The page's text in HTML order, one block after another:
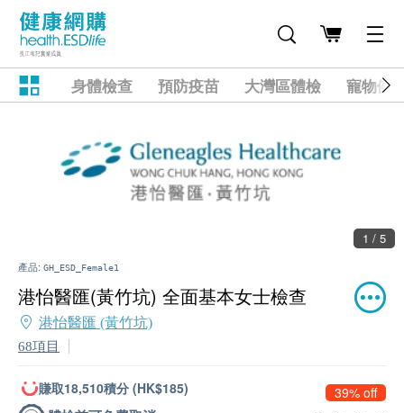
身體檢查 預防疫苗 大灣區體檢 寵物健
1 / 5
產品: GH_ESD_Female1
港怡醫匯(黃竹坑) 全面基本女士檢查
港怡醫匯 (黃竹坑)
68項目
賺取18,510積分 (HK$185) 39% off